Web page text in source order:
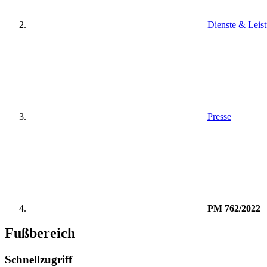
Dienste &
Presse
PM 762/2022
Fußbereich
Schnellzugriff